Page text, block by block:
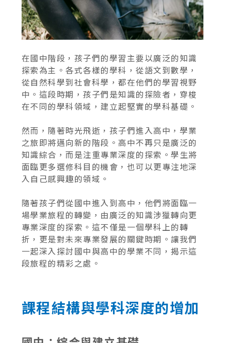
在國中階段，孩子們的學習主要以廣泛的知識
探索為主。各式各樣的學科，從語文到數學，
從自然科學到社會科學，都在他們的學習視野
中。這段時期，孩子們是知識的探險者，穿梭
在不同的學科領域，建立起堅實的學科基礎。
然而，隨著時光飛逝，孩子們進入高中，學業
之旅即將邁向新的階段。高中不再只是廣泛的
知識綜合，而是注重專業深度的探索。學生將
面臨更多選修科目的機會，也可以更專注地深
入自己感興趣的領域。
隨著孩子們從國中進入到高中，他們將面臨一
場學業旅程的轉變，由廣泛的知識涉獵轉向更
專業深度的探索。這不僅是一個學科上的轉
折，更是對未來專業發展的關鍵時期。讓我們
一起深入探討國中與高中的學業不同，揭示這
段旅程的精彩之處。
課程結構與學科深度的增加